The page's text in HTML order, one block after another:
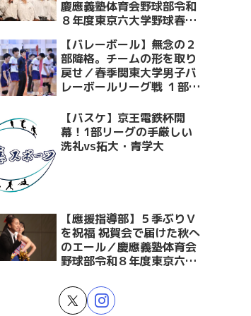
慶應義塾体育会野球部令和
８年度東京六大学野球春季
～
【バレーボール】無念の２
部降格。チームの形を取り
戻せ／春季関東大学男子バ
レーボールリーグ戦 １部・
【バスケ】京王電鉄杯開
幕！1部リーグの手厳しい
洗礼vs拓大・青学大
【應援指導部】５季ぶりＶ
を祝福 祝賀会で届けた秋へ
のエール／慶應義塾体育会
野球部令和８年度東京六大
賀会～後編～